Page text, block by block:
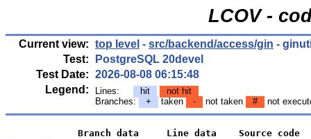
LCOV -
Current view: top level - src/backend/access/gin -
Test:
PostgreSQL 20devel
Test Date: 2026-08-08 06:15:48
Legend:
Lines: hit
not hit
Branches:
+ taken - not taken # not
             Branch data     Line data    Source code